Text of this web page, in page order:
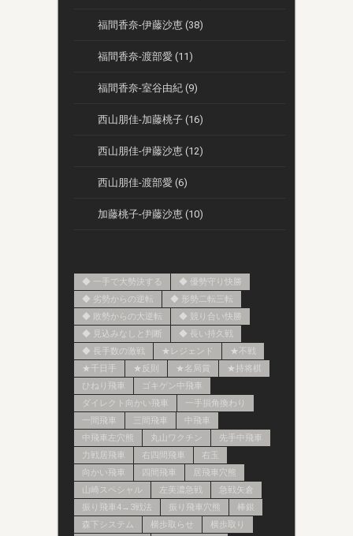
福間香奈-伊藤沙恵 (38)
福間香奈-渡部愛 (11)
福間香奈-室谷由紀 (9)
西山朋佳-加藤桃子 (16)
西山朋佳-伊藤沙恵 (12)
西山朋佳-渡部愛 (6)
加藤桃子-伊藤沙恵 (10)
◆ 一手で大勢決する
◆ 優勢守り快勝
◆ 劣勢からの逆転
◆ 形勢二転三転
◆ 敗勢からの大逆転
◆ 競り合い快勝
◆ 見込みなしと判断
◆ 長い持久戦
◆ 長手数の激戦
★レジェンド
★不戦
★千日手
★反則 ★名局賞
★持将棋
ひねり飛車
ゴキゲン中飛車
ダイレクト向かい飛車
一手損角換わり
一間飛車
三間飛車
中飛車
中飛車左穴熊
丸山ワクチン
先手中飛車
力戦居飛車
右四間飛車
右玉
向かい飛車
四間飛車
居飛車穴熊
山崎スペシャル
左美濃急戦
急戦矢倉
振り飛車4→3戦法
振り飛車穴熊
棒銀
森下システム
横歩取らせ 横歩取り